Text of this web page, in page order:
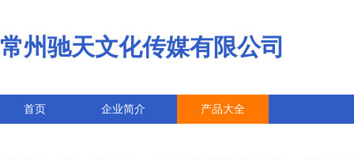
常州驰天文化传媒有限公司
首页 企业简介 产品大全